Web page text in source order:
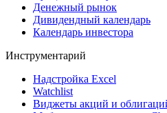
Дефолты
Размещения
Оферты
Аукционы госбумаг
Денежный рынок
Календарь инвестора
Инструментарий